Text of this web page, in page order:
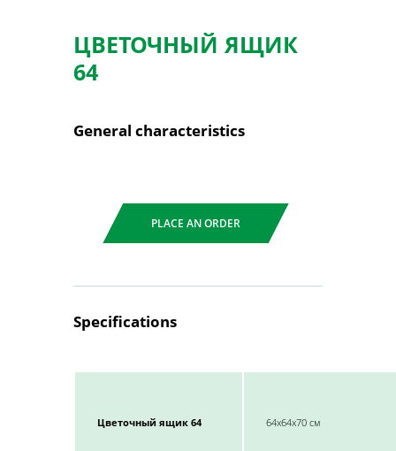
ЦВЕТОЧНЫЙ ЯЩИК
64
General characteristics
PLACE AN ORDER
Specifications
Цветочный ящик 64 64x64x70 см